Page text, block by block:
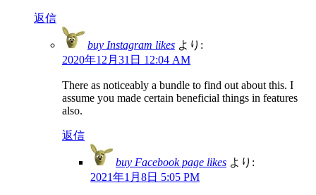
返信
buy Instagram likes より:
2020年12月31日 12:04 AM
There as noticeably a bundle to find out about this. I
assume you made certain beneficial things in features
also.
返信
buy Facebook page likes より:
2021年1月8日 5:05 PM